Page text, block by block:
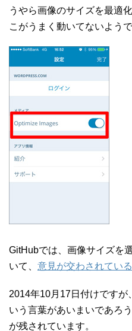
うやら画像のサイズを最適
こがうまく動いてないようで
GitHubでは、画像サイズを
いて、 意見が交わされている
2014年10月17日付けですが
いう言葉があいまいであろ
が残されています。